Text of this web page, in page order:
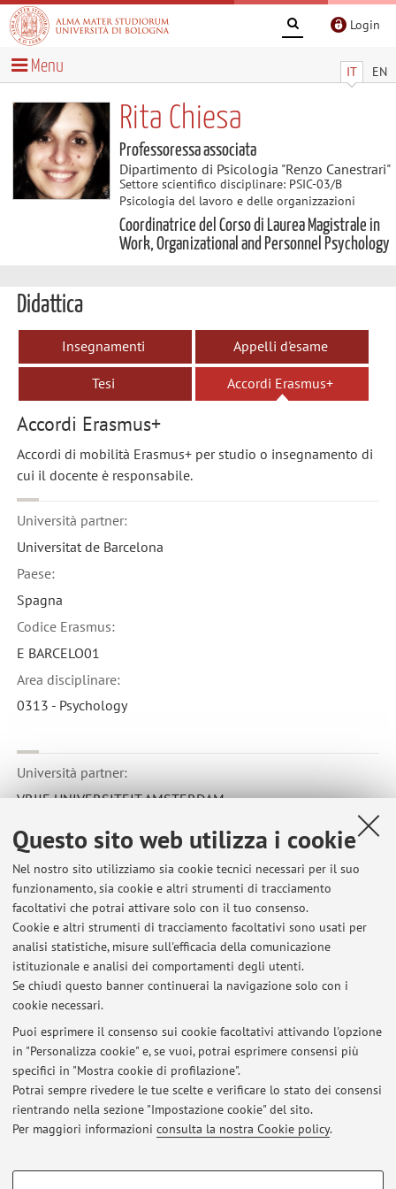
Questo sito web utilizza i cookie
Nel nostro sito utilizziamo sia cookie tecnici necessari per il suo
funzionamento, sia cookie e altri strumenti di tracciamento
facoltativi che potrai attivare solo con il tuo consenso.
Cookie e altri strumenti di tracciamento facoltativi sono usati per
analisi statistiche, misure sull'efficacia della comunicazione
istituzionale e analisi dei comportamenti degli utenti.
Se chiudi questo banner continuerai la navigazione solo con i
cookie necessari.
Puoi esprimere il consenso sui cookie facoltativi attivando l'opzione
in "Personalizza cookie" e, se vuoi, potrai esprimere consensi più
specifici in "Mostra cookie di profilazione".
Potrai sempre rivedere le tue scelte e verificare lo stato dei consensi
rientrando nella sezione "Impostazione cookie" del sito.
Per maggiori informazioni consulta la nostra Cookie policy.
COOKIE DI PROFILAZIONE - FACOLTATIVI
Login
IT EN
Menu
Rita Chiesa
Professoressa associata
Dipartimento di Psicologia "Renzo Canestrari"
Settore scientifico disciplinare: PSIC-03/B
Psicologia del lavoro e delle organizzazioni
Coordinatrice del Corso di Laurea Magistrale in
Work, Organizational and Personnel Psychology
Didattica
Insegnamenti Appelli d'esame
Tesi Accordi Erasmus+
Accordi Erasmus+
Accordi di mobilità Erasmus+ per studio o insegnamento di
cui il docente è responsabile.
Università partner:
Universitat de Barcelona
Paese:
Spagna
Codice Erasmus:
E BARCELO01
Area disciplinare:
0313 - Psychology
Università partner:
VRIJE UNIVERSITEIT AMSTERDAM
Paesi Bassi
Codice Erasmus:
NL AMSTERD02
Area disciplinare:
0313 - Psychology
Ultimi avvisi
Al momento non sono presenti avvisi.